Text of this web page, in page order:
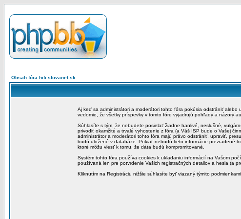
Obsah fóra hifi.slovanet.sk
Aj keď sa administrátori a moderátori tohto fóra pokúsia odstrániť
vedomie, že všetky príspevky v tomto fóre vyjadrujú pohľady a názory
Súhlasíte s tým, že nebudete posielať žiadne hanlivé, neslušné,
privodiť okamžité a trvalé vyhostenie z fóra (a Váš ISP bude o Vašej
administrátor a moderátori tohto fóra majú právo odstrániť, upraviť,
budú uložené v databáze. Pokiať nebudú tieto informácie prezradené
ktoré môžu viesť k tomu, že dáta budú kompromitované.
Systém tohto fóra používa cookies k ukladaniu informácií na Vašom
používaná len pre potvrdenie Vašich registračných detailov a hesla (a
Kliknutím na Registráciu nižšie súhlasíte byť viazaný týmito podmienkami.